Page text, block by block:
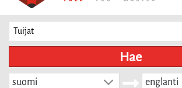
Hae
suomi englanti